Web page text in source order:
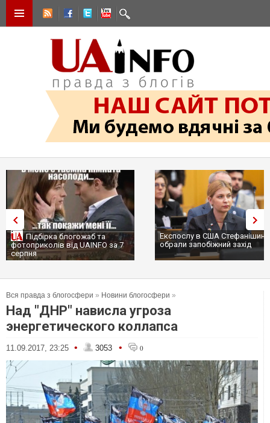
Підбірка блогожаб та
фотоприколів від UAINFO за 7
серпня
Експослу в США
обрали запобіжний захід
Вся правда з блогосфери » Новини блогосфери »
Над "ДНР" нависла угроза
энергетического коллапса
11.09.2017, 23:25 • 3053 • 0